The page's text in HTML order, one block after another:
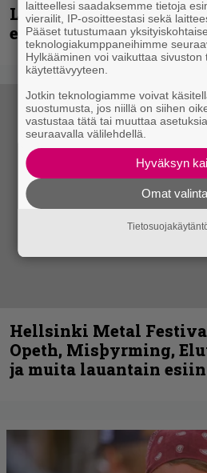
Loppuvuoden Hellsinki
esiintyjät julki
Hellsinki Metal
Opeth, Misþyrming,
ja muita lauantain
laitteellesi saadaksemme tietoja
vierailit, IP-osoitteestasi sekä
Pääset tutustumaan
teknologiakumppaneihimme
Hylkääminen voi vaikuttaa sivuston
käytettävyyteen.
Jotkin teknologiamme voivat
suostumusta, jos niillä on siihen
vastustaa tätä tai muuttaa
seuraavalla välilehdellä.
Hyväksyn
Omat